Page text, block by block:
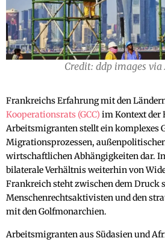
Credit: ddp images via
Frankreichs Erfahrung mit den
Kooperationsrats (GCC) im Kontext der
Arbeitsmigranten stellt ein komplexes
Migrationsprozessen,
wirtschaftlichen Abhängigkeiten dar.
bilaterale Verhältnis weiterhin von
Frankreich steht zwischen dem Druck
Menschenrechtsaktivisten und den
mit den Golfmonarchien.
Arbeitsmigranten aus Südasien und